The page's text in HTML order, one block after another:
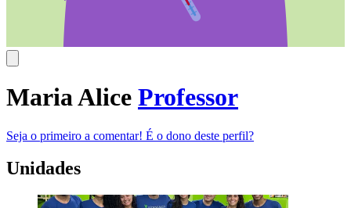
Maria Alice Professor
Seja o primeiro a comentar! É o dono deste perfil?
Unidades